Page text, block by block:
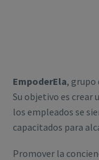
EmpoderEla, grupo
Su objetivo es crear
los empleados se
capacitados para
Promover la